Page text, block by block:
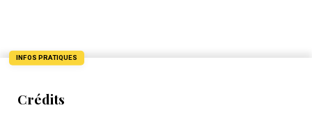
INFOS PRATIQUES
Crédits